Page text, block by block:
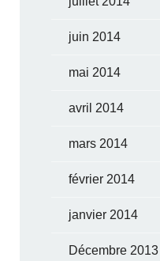
juin 2014
mai 2014
avril 2014
mars 2014
février 2014
janvier 2014
Décembre 2013